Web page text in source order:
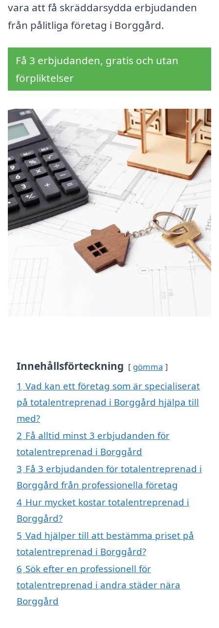
vara att få skräddarsydda erbjudanden
från pålitliga företag i Borggård.
Få 3 erbjudanden, gratis och utan
förpliktelser
Innehållsförteckning gömma
1 Vad kan ett företag som är specialiserat
på totalentreprenad i Borggård hjälpa till
med?
2 Få alltid minst 3 erbjudanden för
totalentreprenad i Borggård
3 Få 3 erbjudanden för totalentreprenad i
Borggård från professionella företag
4 Hur mycket kostar totalentreprenad i
Borggård?
5 Vad hjälper till att bestämma priset på
totalentreprenad i Borggård?
6 Sök efter en professionell för
totalentreprenad i andra städer nära
Borggård